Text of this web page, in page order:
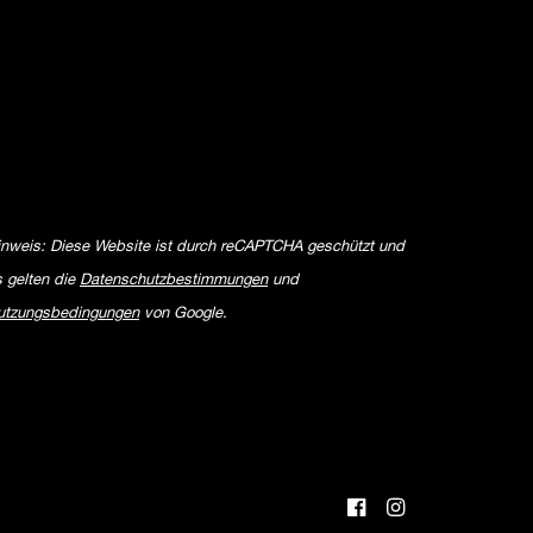
Diese Website ist durch reCAPTCHA geschützt und
gelten die Datenschutzbestimmungenund
von Google.